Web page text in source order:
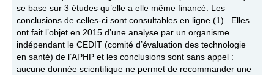
se base sur 3 études qu’elle a elle même financé. Les
conclusions de celles-ci sont consultables en ligne (1) . Elles
ont fait l’objet en 2015 d’une analyse par un organisme
indépendant le CEDIT (comité d’évaluation des technologie
en santé) de l’APHP et les conclusions sont sans appel :
aucune donnée scientifique ne permet de recommander une